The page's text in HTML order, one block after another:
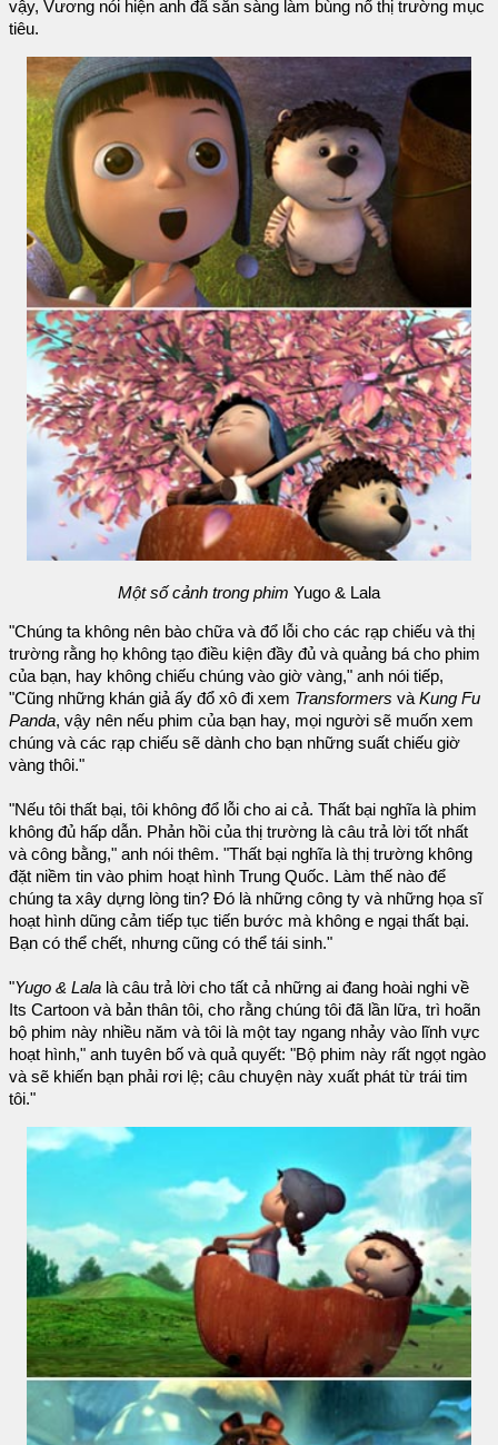
vậy, Vương nói hiện anh đã sẵn sàng làm bùng nổ thị trường mục
tiêu.
Một số cảnh trong phim Yugo & Lala
"Chúng ta không nên bào chữa và đổ lỗi cho các rạp chiếu và thị
trường rằng họ không tạo điều kiện đầy đủ và quảng bá cho phim
của bạn, hay không chiếu chúng vào giờ vàng," anh nói tiếp,
"Cũng những khán giả ấy đổ xô đi xem Transformers và Kung Fu
Panda, vậy nên nếu phim của bạn hay, mọi người sẽ muốn xem
chúng và các rạp chiếu sẽ dành cho bạn những suất chiếu giờ
vàng thôi."
"Nếu tôi thất bại, tôi không đổ lỗi cho ai cả. Thất bại nghĩa là phim
không đủ hấp dẫn. Phản hồi của thị trường là câu trả lời tốt nhất
và công bằng," anh nói thêm. "Thất bại nghĩa là thị trường không
đặt niềm tin vào phim hoạt hình Trung Quốc. Làm thế nào để
chúng ta xây dựng lòng tin? Đó là những công ty và những họa sĩ
hoạt hình dũng cảm tiếp tục tiến bước mà không e ngại thất bại.
Bạn có thể chết, nhưng cũng có thể tái sinh."
"Yugo & Lala là câu trả lời cho tất cả những ai đang hoài nghi về
Its Cartoon và bản thân tôi, cho rằng chúng tôi đã lần lữa, trì hoãn
bộ phim này nhiều năm và tôi là một tay ngang nhảy vào lĩnh vực
hoạt hình," anh tuyên bố và quả quyết: "Bộ phim này rất ngọt ngào
và sẽ khiến bạn phải rơi lệ; câu chuyện này xuất phát từ trái tim
tôi."